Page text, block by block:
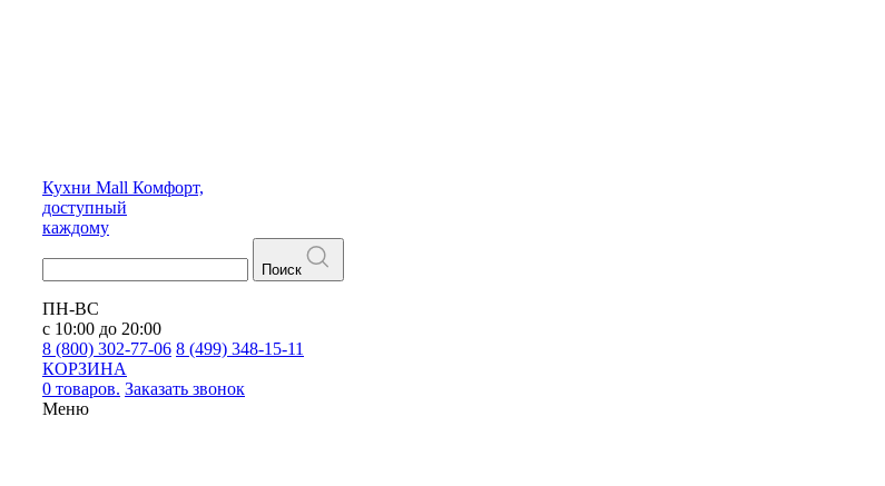
Кухни Mall Комфорт,
доступный
каждому
Поиск
ПН-ВС
с 10:00 до 20:00
8 (800) 302-77-06 8 (499) 348-15-11
КОРЗИНА
0 товаров. Заказать звонок
Меню